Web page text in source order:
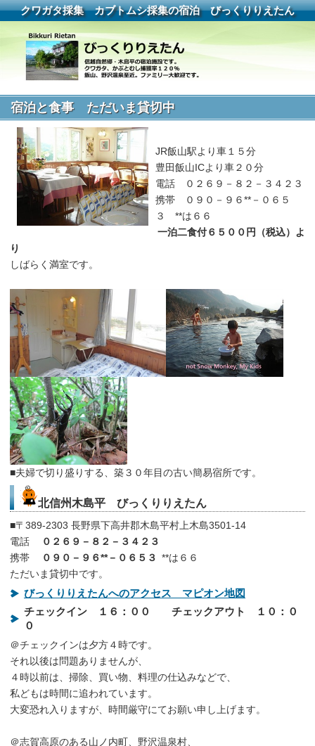
クワガタ採集 カブトムシ採集の宿泊 びっくりりえたん
宿泊と食事 ただいま貸切中
JR飯山駅より車１５分
豊田飯山ICより車２０分
電話 ０２６９－８２－３４２３
携帯 ０９０－９６**－０６５
３ **は６６
一泊二食付６５００円（税込）よ
り
しばらく満室です。
■夫婦で切り盛りする、築３０年目の古い簡易宿所です。
北信州木島平 びっくりりえたん
■〒389-2303 長野県下高井郡木島平村上木島3501-14
電話
０２６９－８２－３４２３
携帯
０９０－９６**－０６５３ **は６６
ただいま貸切中です。
びっくりりえたんへのアクセス マピオン地図
チェックイン １６：００ チェックアウト １０：０
０
＠チェックインは夕方４時です。
それ以後は問題ありませんが、
４時以前は、掃除、買い物、料理の仕込みなどで、
私どもは時間に追われています。
大変恐れ入りますが、時間厳守にてお願い申し上げます。
＠志賀高原のある山ノ内町、野沢温泉村、